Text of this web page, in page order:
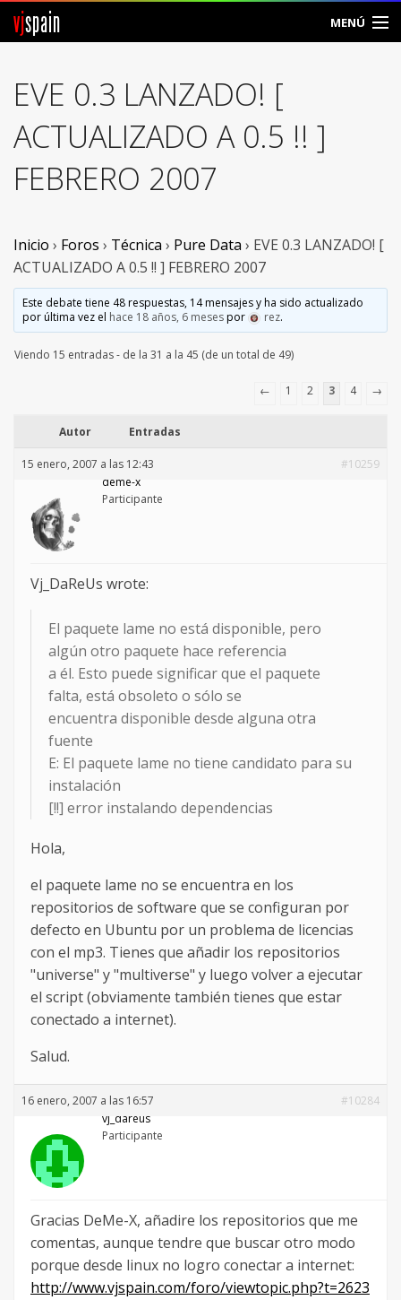
vjspain MENÚ
Foros
Noticias
Vjspain
Ayuda
Entrar
EVE 0.3 LANZADO! [
ACTUALIZADO A 0.5 !! ]
FEBRERO 2007
Inicio › Foros › Técnica › Pure Data › EVE 0.3 LANZADO! [
ACTUALIZADO A 0.5 !! ] FEBRERO 2007
Este debate tiene 48 respuestas, 14 mensajes y ha sido actualizado
por última vez el hace 18 años, 6 mesespor rez.
Viendo 15 entradas - de la 31 a la 45 (de un total de 49)
← 1 2 3 4 →
Autor Entradas
15 enero, 2007 a las 12:43
#10259
deme-x
Participante
Vj_DaReUs wrote:
El paquete lame no está disponible, pero
algún otro paquete hace referencia
a él. Esto puede significar que el paquete
falta, está obsoleto o sólo se
encuentra disponible desde alguna otra
fuente
E: El paquete lame no tiene candidato para su
instalación
[!!] error instalando dependencias
Hola,
el paquete lame no se encuentra en los
repositorios de software que se configuran por
defecto en Ubuntu por un problema de licencias
con el mp3. Tienes que añadir los repositorios
"universe" y "multiverse" y luego volver a ejecutar
el script (obviamente también tienes que estar
conectado a internet).
Salud.
16 enero, 2007 a las 16:57
#10284
vj_dareus
Participante
Gracias DeMe-X, añadire los repositorios que me
comentas, aunque tendre que buscar otro modo
porque desde linux no logro conectar a internet:
http://www.vjspain.com/foro/viewtopic.php?t=2623